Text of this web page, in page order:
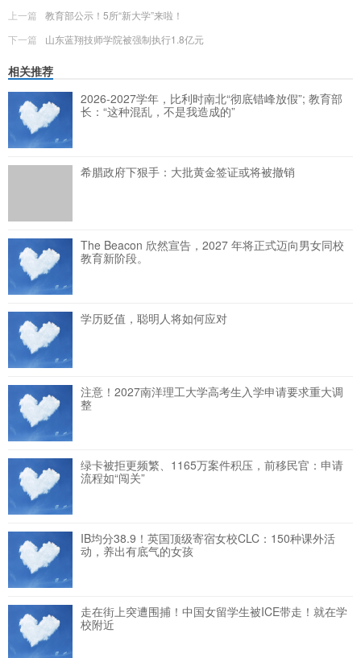
上一篇
教育部公示！5所“新大学”来啦！
下一篇
山东蓝翔技师学院被强制执行1.8亿元
相关推荐
2026-2027学年，比利时南北“彻底错峰放假”; 教育部
长：“这种混乱，不是我造成的”
希腊政府下狠手：大批黄金签证或将被撤销
The Beacon 欣然宣告，2027 年将正式迈向男女同校
教育新阶段。
学历贬值，聪明人将如何应对
注意！2027南洋理工大学高考生入学申请要求重大调
整
绿卡被拒更频繁、1165万案件积压，前移民官：申请
流程如“闯关”
IB均分38.9！英国顶级寄宿女校CLC：150种课外活
动，养出有底气的女孩
走在街上突遭围捕！中国女留学生被ICE带走！就在学
校附近